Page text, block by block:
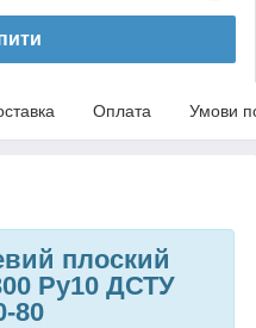
Оплата Умови
плоский
Ру10 ДСТУ
80